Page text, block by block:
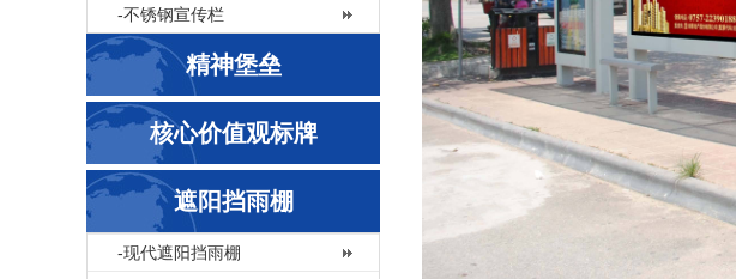
-不锈钢宣传栏
精神堡垒
核心价值观标牌
遮阳挡雨棚
-现代遮阳挡雨棚